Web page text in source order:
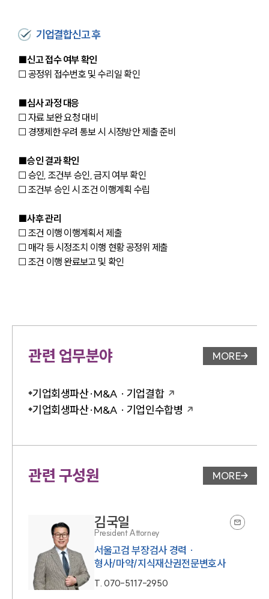
기업결합신고 후
■신고 접수 여부 확인
☐ 공정위 접수번호 및 수리일 확인
■심사 과정 대응
☐ 자료 보완 요청 대비
☐ 경쟁제한 우려 통보 시 시정방안 제출 준비
■승인 결과 확인
☐ 승인, 조건부 승인, 금지 여부 확인
☐ 조건부 승인 시 조건 이행계획 수립
■사후 관리
☐ 조건 이행 이행계획서 제출
☐ 매각 등 시정조치 이행 현황 공정위 제출
☐ 조건 이행 완료보고 및 확인
관련 업무분야 업무분야
MORE
기업회생파산·M&A · 기업결합
기업회생파산·M&A · 기업인수합병
관련 구성원 변호사 페
MORE
김국일
President Attorney
서울고검 부장검사 경력 ·
형사/마약/지식재산권전문변호사
T.070-5117-2950